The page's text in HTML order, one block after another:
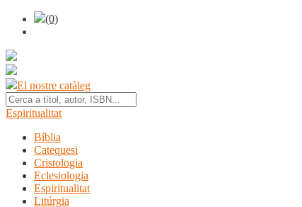
(0)
El nostre catàleg
Espiritualitat
Bíblia
Catequesi
Cristologia
Eclesiologia
Espiritualitat
Litúrgia